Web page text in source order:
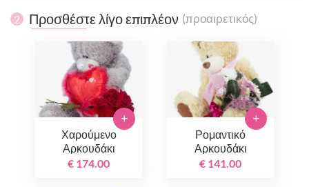
2 Προσθέστε λίγο επιπλέον (προαιρετικός)
Χαρούμενο
Αρκουδάκι
€ 174.00
+
Ρομαντικό
Αρκουδάκι
€ 141.00
+